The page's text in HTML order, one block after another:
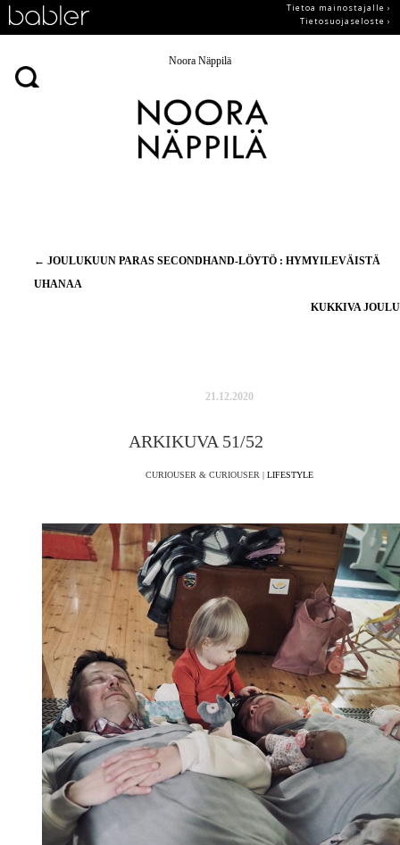
Tietoa mainostajalle ›
Tietosuojaseloste ›
Noora Näppilä
Artikkelien
selaus
← JOULUKUUN PARAS SECONDHAND-LÖYTÖ : HYMYILEVÄISTÄ
UHANAA
KUKKIVA
21.12.2020
ARKIKUVA 51/52
CURIOUSER & CURIOUSER | LIFESTYLE